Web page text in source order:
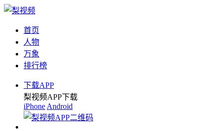
首页
人物
万象
排行榜
下载APP
梨视频APP下载
iPhone Android